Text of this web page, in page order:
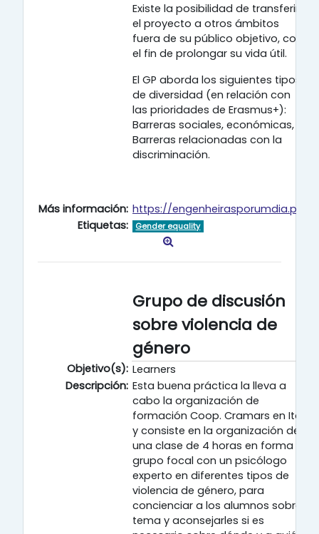
Existe la posibilidad de transferir
el proyecto a otros ámbitos
fuera de su público objetivo, con
el fin de prolongar su vida útil.
El GP aborda los siguientes tipos
de diversidad (en relación con
las prioridades de Erasmus+):
Barreras sociales, económicas,
Barreras relacionadas con la
discriminación.
Más información: https://engenheirasporumdia.pt/
Etiquetas:
Gender equality
Grupo de discusión
sobre violencia de
género
Objetivo(s): Learners
Descripción: Esta buena práctica la lleva a
cabo la organización de
formación Coop. Cramars en Italia
y consiste en la organización de
una clase de 4 horas en forma de
grupo focal con un psicólogo
experto en diferentes tipos de
violencia de género, para
concienciar a los alumnos sobre el
tema y aconsejarles si es